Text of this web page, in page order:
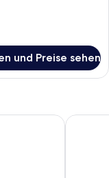
und Preise sehen
AC